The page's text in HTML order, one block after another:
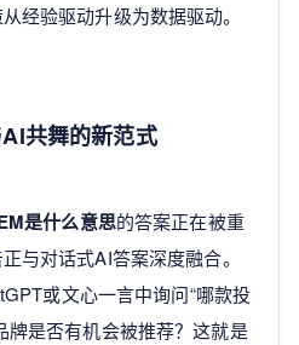
经验驱动升级为数据驱动。
共舞的新范式
是什么意思的答案正在被重
与对话式AI答案深度融合。
或文心一言中询问“哪款投
牌是否有机会被推荐？这就是